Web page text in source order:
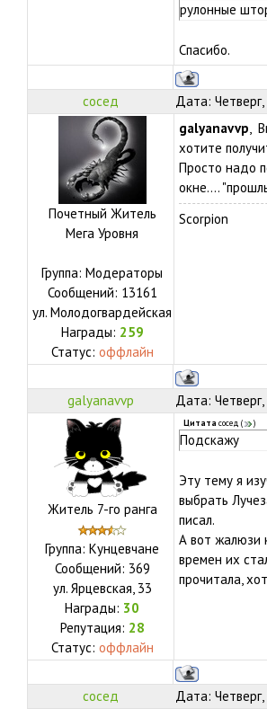
рулонные
Спасибо.
сосед Дата:
Почетный Житель
Мега Уровня
Группа: Модераторы
Сообщений: 13161
ул. Молодогвардейская
Награды: 259
Статус: оффлайн
galyanavvp,
хотите
Просто надо
окне....
Scorpion
galyanavvp Дата:
Житель 7-го ранга
Группа: Кунцевчане
Сообщений: 369
ул. Ярцевская, 33
Награды: 30
Репутация: 28
Статус: оффлайн
Цитата сосед ( )
Подскажу
Эту тему я
выбрать
писал.
А вот жалюзи
времен их
прочитала,
сосед Дата: